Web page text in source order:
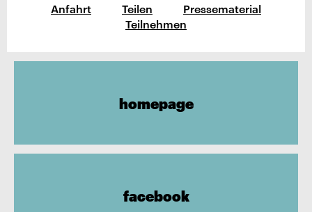
Anfahrt Teilen
Pressematerial
Teilnehmen
homepage
facebook